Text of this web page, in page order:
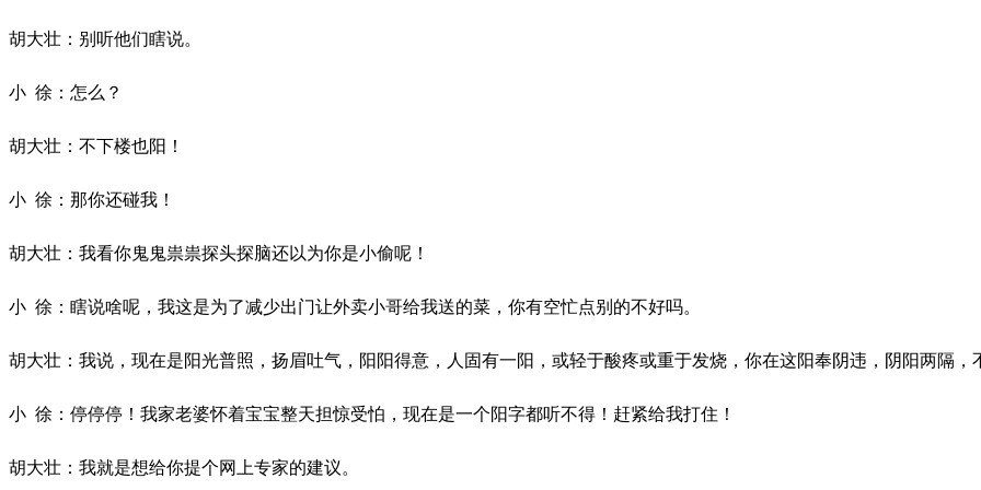
胡大壮：别听他们瞎说。
小 徐：怎么？
胡大壮：不下楼也阳！
小 徐：那你还碰我！
胡大壮：我看你鬼鬼祟祟探头探脑还以为你是小偷呢！
小 徐：瞎说啥呢，我这是为了减少出门让外卖小哥给我送的菜，你有空忙点别的不好吗。
胡大壮：我说，现在是阳光普照，扬眉吐气，阳阳得意，人固有一阳，或轻于酸疼或重于发烧，你在这阳奉阴违，阴阳两隔，
小 徐：停停停！我家老婆怀着宝宝整天担惊受怕，现在是一个阳字都听不得！赶紧给我打住！
胡大壮：我就是想给你提个网上专家的建议。